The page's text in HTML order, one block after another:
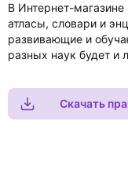
В Интернет-
атласы, словари и
развивающие и
разных наук будет и
Скачать